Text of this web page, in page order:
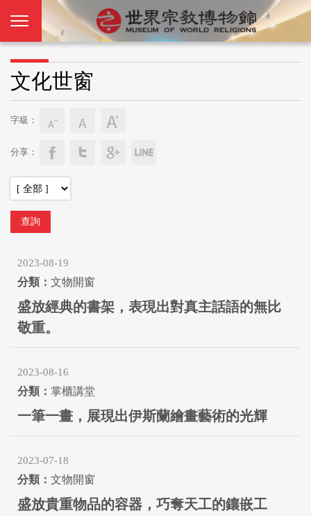
文化世窗
字級：
分享：
2023-08-19
文物開窗
盛放經典的書架，表現出對真主話語的無比
敬重。
2023-08-16
掌櫃講堂
一筆一畫，展現出伊斯蘭繪畫藝術的光輝
2023-07-18
文物開窗
盛放貴重物品的容器，巧奪天工的鑲嵌工